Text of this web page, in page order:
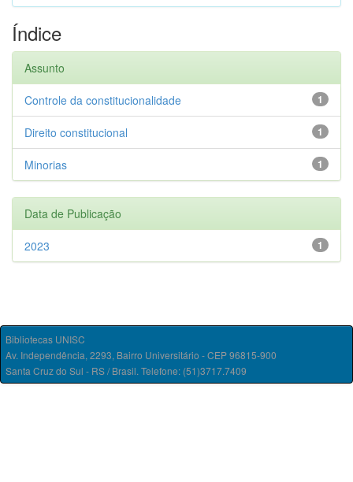
Índice
Assunto
1
Controle da constitucionalidade
1
Direito constitucional
1
Minorias
Data de Publicação
1
2023
Bibliotecas UNISC
Av. Independência, 2293, Bairro Universitário - CEP 96815-900
Santa Cruz do Sul - RS / Brasil. Telefone: (51)3717.7409